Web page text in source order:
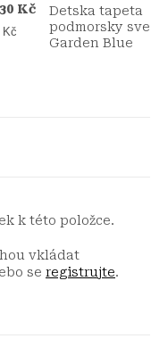
Kč
Kč
Detska tapeta
podmorsky svet -
Garden Blue
k této položce.
vkládat
se registrujte.